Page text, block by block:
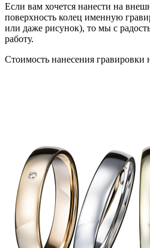
Если вам хочется нанести на
поверхность колец именную
или даже рисунок), то мы с
работу.
Стоимость нанесения гравировки